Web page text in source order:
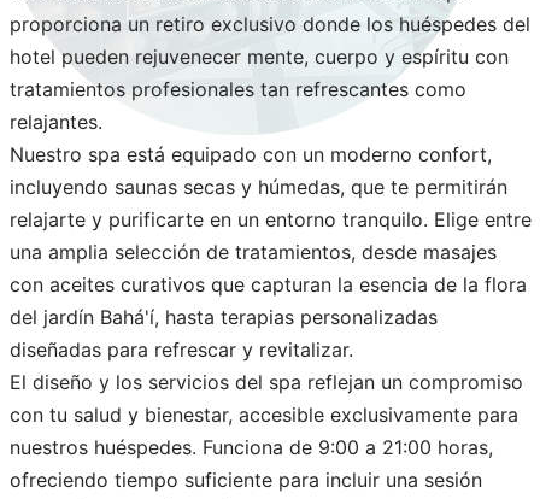
proporciona un retiro exclusivo donde los huéspedes del
hotel pueden rejuvenecer mente, cuerpo y espíritu con
tratamientos profesionales tan refrescantes como
relajantes.
Nuestro spa está equipado con un moderno confort,
incluyendo saunas secas y húmedas, que te permitirán
relajarte y purificarte en un entorno tranquilo. Elige entre
una amplia selección de tratamientos, desde masajes
con aceites curativos que capturan la esencia de la flora
del jardín Bahá'í, hasta terapias personalizadas
diseñadas para refrescar y revitalizar.
El diseño y los servicios del spa reflejan un compromiso
con tu salud y bienestar, accesible exclusivamente para
nuestros huéspedes. Funciona de 9:00 a 21:00 horas,
ofreciendo tiempo suficiente para incluir una sesión